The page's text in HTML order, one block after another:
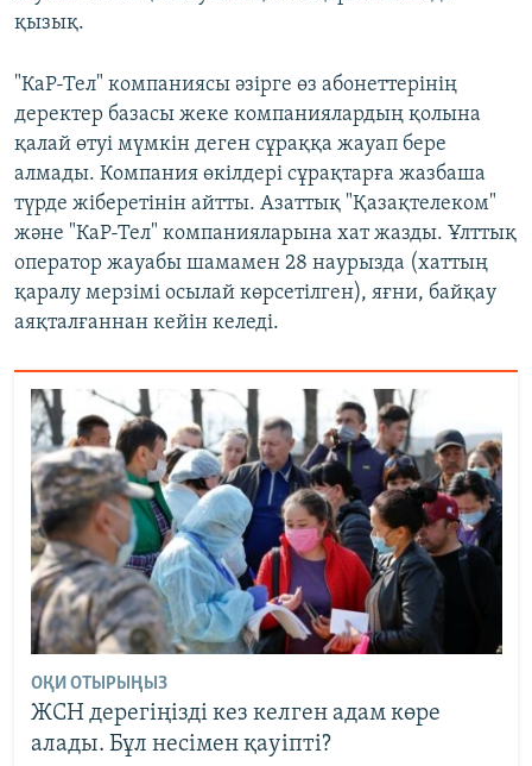
қызық.
"КаР-Тел" компаниясы әзірге өз абонеттерінің
деректер базасы жеке компаниялардың қолына
қалай өтуі мүмкін деген сұраққа жауап бере
алмады. Компания өкілдері сұрақтарға жазбаша
түрде жіберетінін айтты. Азаттық "Қазақтелеком"
және "КаР-Тел" компанияларына хат жазды. Ұлттық
оператор жауабы шамамен 28 наурызда (хаттың
қаралу мерзімі осылай көрсетілген), яғни, байқау
аяқталғаннан кейін келеді.
ОҚИ ОТЫРЫҢЫЗ
ЖСН дерегіңізді кез келген адам көре
алады. Бұл несімен қауіпті?